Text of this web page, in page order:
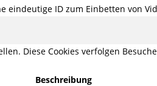
eindeutige ID zum Einbetten von
Diese Cookies verfolgen
Beschreibung